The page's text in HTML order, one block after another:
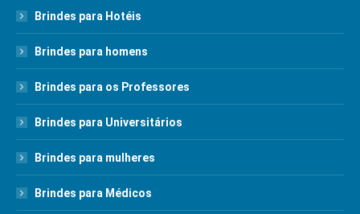
Brindes para Hotéis
Brindes para homens
Brindes para os Professores
Brindes para Universitários
Brindes para mulheres
Brindes para Médicos